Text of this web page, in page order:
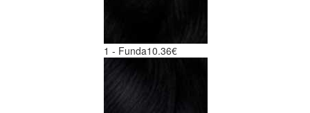
1 - Funda10.36€